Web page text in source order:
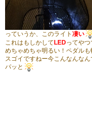
っていうか、このライト 凄い
これはもしかしてLEDってやつ
めちゃめちゃ明るい！ペダルも
スゴイですねー今こんなんな
パッと